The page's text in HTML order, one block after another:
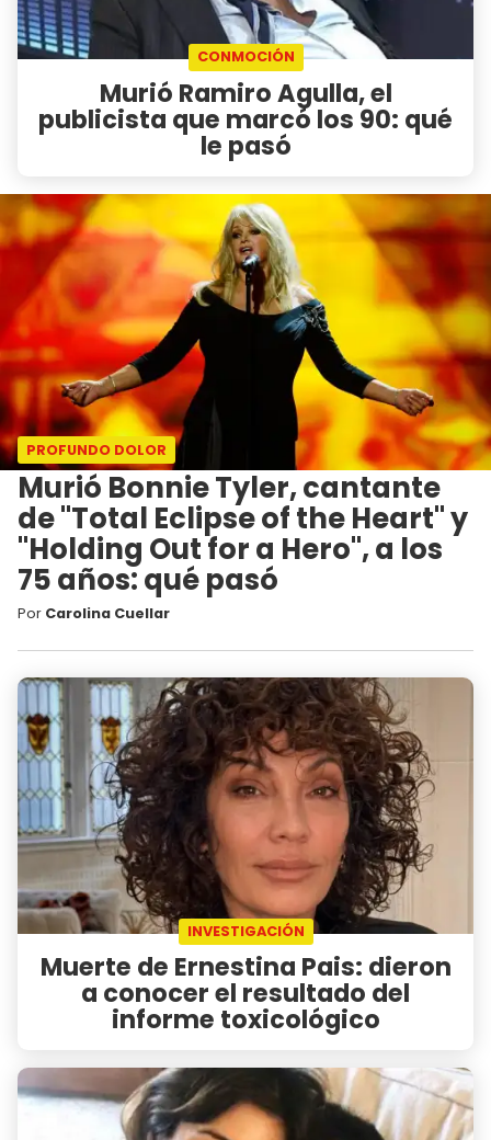
CONMOCIÓN
Murió Ramiro Agulla, el
publicista que marcó los 90: qué
le pasó
PROFUNDO DOLOR
Murió Bonnie Tyler, cantante
de "Total Eclipse of the Heart" y
"Holding Out for a Hero", a los
75 años: qué pasó
Por Carolina Cuellar
INVESTIGACIÓN
Muerte de Ernestina Pais: dieron
a conocer el resultado del
informe toxicológico